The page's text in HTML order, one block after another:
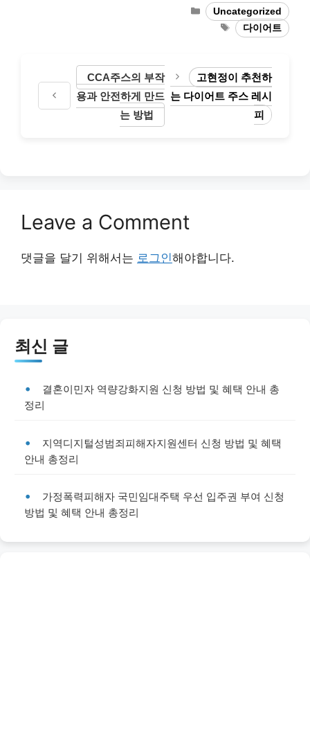
Categories
Uncategorized
Tags다이어트
CCA주스의 부작
용과 안전하게 만드
는 방법
고현정이 추천하
는 다이어트 주스 레시
피
Leave a Comment
댓글을 달기 위해서는 로그인해야합니다.
최신 글
결혼이민자 역량강화지원 신청 방법 및 혜택 안내 총
정리
지역디지털성범죄피해자지원센터 신청 방법 및 혜택
안내 총정리
가정폭력피해자 국민임대주택 우선 입주권 부여 신청
방법 및 혜택 안내 총정리